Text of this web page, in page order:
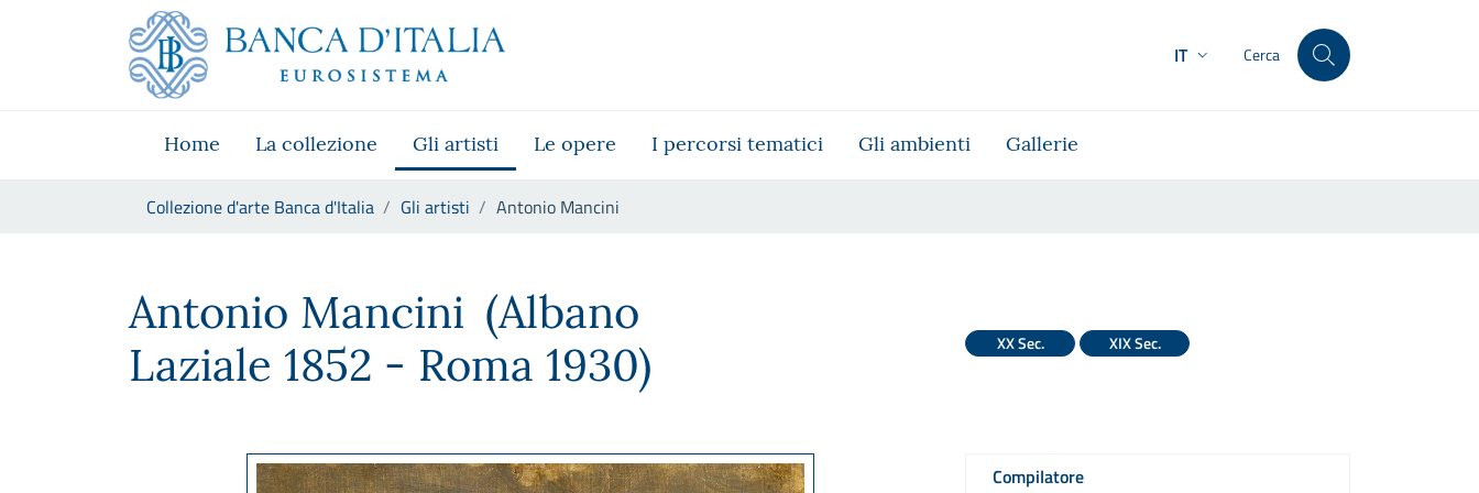
Skip to Main Content
Vai al sito istituzionale
Vai al menu di navigazione
Vai alla ricerca
Vai ai contenuti
IT Cerca
Home La collezione Gli artisti Le opere I percorsi tematici Gli ambienti Gallerie
Collezione d'arte Banca d'Italia Gli artisti Antonio Mancini
Antonio Mancini (Albano
Laziale 1852 - Roma 1930)
XX Sec. XIX Sec.
Compilatore